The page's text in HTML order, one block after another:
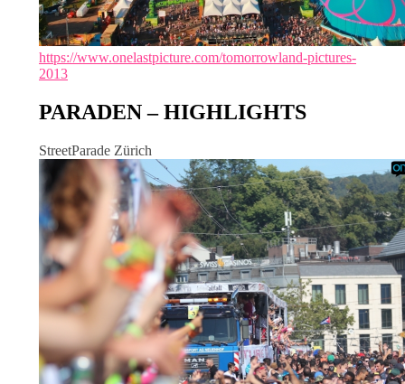
https://www.onelastpicture.com/tomorrowland-pictures-
2013
PARADEN – HIGHLIGHTS
StreetParade Zürich